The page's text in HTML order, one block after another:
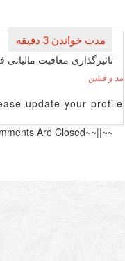
تاثیرگذاری معافیت
مد و فشن
update your profile.
~~||~~Comments Are Closed~~||~~